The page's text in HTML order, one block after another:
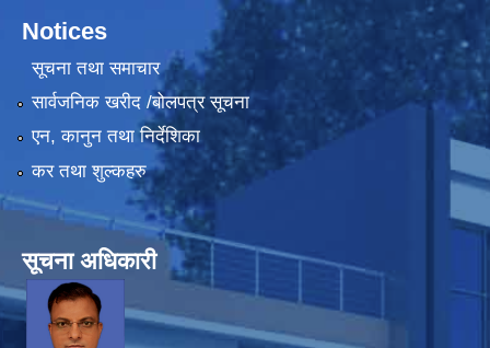
Notices
सूचना तथा समाचार
सार्वजनिक खरीद /बोलपत्र सूचना
एन, कानुन तथा निर्देशिका
कर तथा शुल्कहरु
सूचना अधिकारी